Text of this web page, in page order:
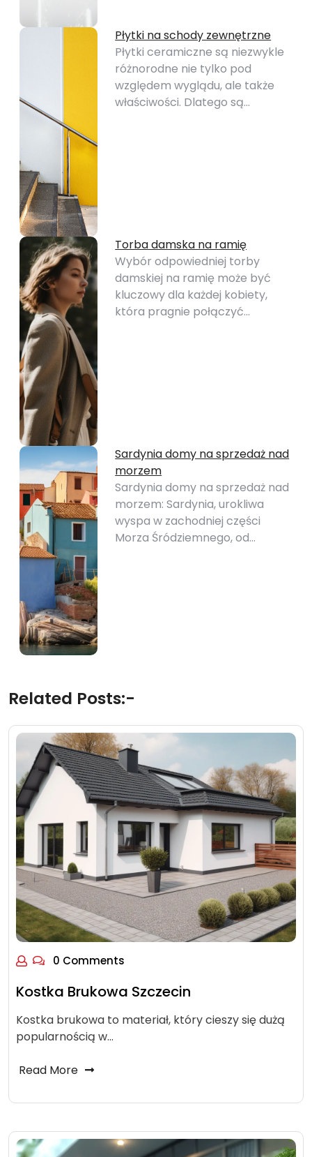
Płytki na schody zewnętrzne
Płytki ceramiczne są niezwykle
różnorodne nie tylko pod
względem wyglądu, ale także
właściwości. Dlatego są…
Torba damska na ramię
Wybór odpowiedniej torby
damskiej na ramię może być
kluczowy dla każdej kobiety,
która pragnie połączyć…
Sardynia domy na sprzedaż nad
morzem
Sardynia domy na sprzedaż nad
morzem: Sardynia, urokliwa
wyspa w zachodniej części
Morza Śródziemnego, od…
Related Posts:-
0 Comments
Kostka Brukowa Szczecin
Kostka brukowa to materiał, który cieszy się dużą
popularnością w…
Read More